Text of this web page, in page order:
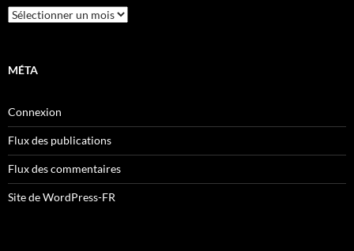
Archives
MÉTA
Connexion
Flux des publications
Flux des commentaires
Site de WordPress-FR